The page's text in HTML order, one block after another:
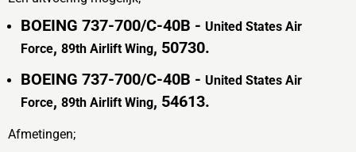
BOEING 737-700/C-40B - United States Air
Force, 89th Airlift Wing, 50730.
BOEING 737-700/C-40B - United States Air
Force, 89th Airlift Wing, 54613.
Afmetingen;